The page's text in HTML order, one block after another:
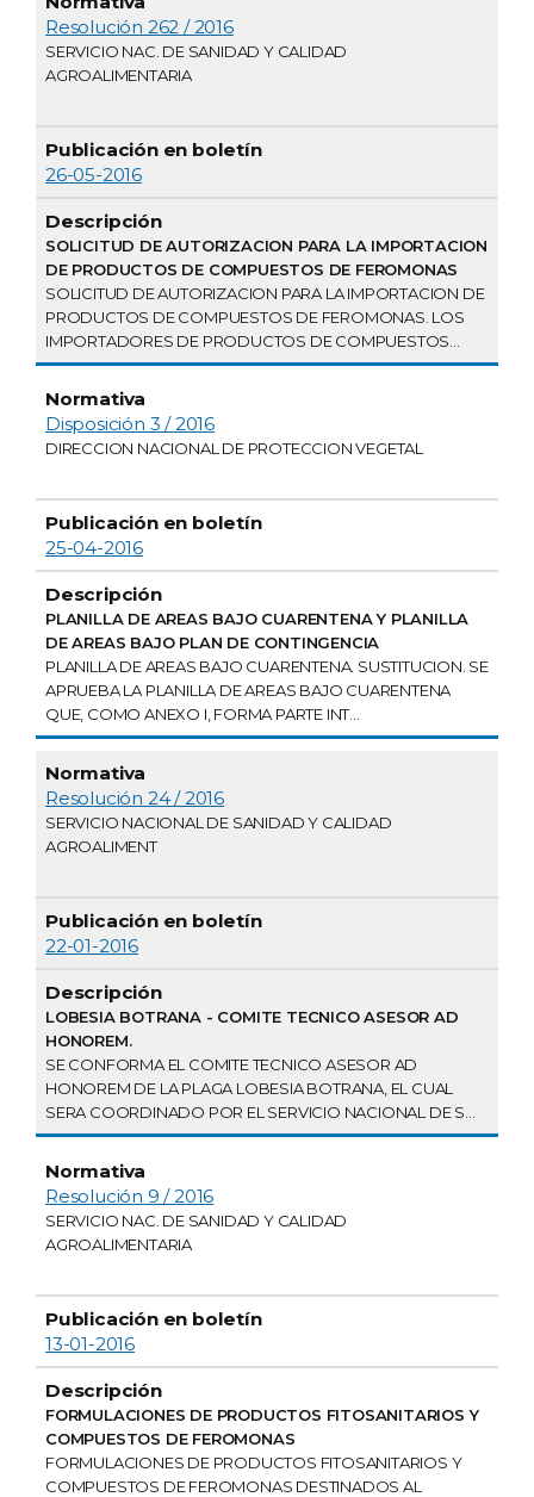
Resolución 262 / 2016
SERVICIO NAC. DE SANIDAD Y CALIDAD
AGROALIMENTARIA
26-05-2016
SOLICITUD DE AUTORIZACION PARA LA IMPORTACION
DE PRODUCTOS DE COMPUESTOS DE FEROMONAS
SOLICITUD DE AUTORIZACION PARA LA IMPORTACION DE
PRODUCTOS DE COMPUESTOS DE FEROMONAS. LOS
IMPORTADORES DE PRODUCTOS DE COMPUESTOS...
Disposición 3 / 2016
DIRECCION NACIONAL DE PROTECCION VEGETAL
25-04-2016
PLANILLA DE AREAS BAJO CUARENTENA Y PLANILLA
DE AREAS BAJO PLAN DE CONTINGENCIA
PLANILLA DE AREAS BAJO CUARENTENA. SUSTITUCION. SE
APRUEBA LA PLANILLA DE AREAS BAJO CUARENTENA
QUE, COMO ANEXO I, FORMA PARTE INT...
Resolución 24 / 2016
SERVICIO NACIONAL DE SANIDAD Y CALIDAD
AGROALIMENT
22-01-2016
LOBESIA BOTRANA - COMITE TECNICO ASESOR AD
HONOREM.
SE CONFORMA EL COMITE TECNICO ASESOR AD
HONOREM DE LA PLAGA LOBESIA BOTRANA, EL CUAL
SERA COORDINADO POR EL SERVICIO NACIONAL DE S...
Resolución 9 / 2016
SERVICIO NAC. DE SANIDAD Y CALIDAD
AGROALIMENTARIA
13-01-2016
FORMULACIONES DE PRODUCTOS FITOSANITARIOS Y
COMPUESTOS DE FEROMONAS
FORMULACIONES DE PRODUCTOS FITOSANITARIOS Y
COMPUESTOS DE FEROMONAS DESTINADOS AL